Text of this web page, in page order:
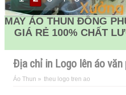
MAY ÁO THUN ĐỒNG
GIÁ RẺ 100% CHẤT
Địa chỉ in Logo lên áo văn
Áo Thun » theu logo tren ao